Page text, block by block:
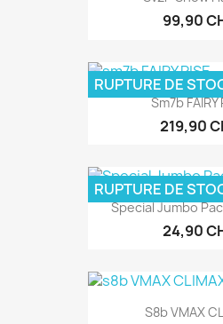
99,90
Sm7b FAIRY
219,90
RUPTURE DE
Special Jumbo
24,90
RUPTURE DE
S8b VMAX